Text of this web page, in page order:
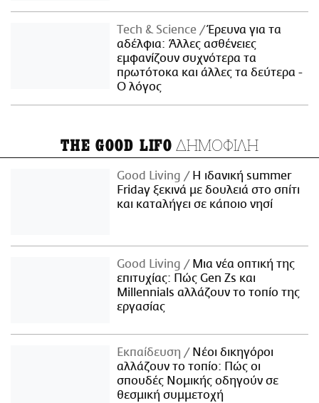
Τech & Science
Έρευνα για τα
αδέλφια: Άλλες ασθένειες
εμφανίζουν συχνότερα τα
πρωτότοκα και άλλες τα δεύτερα -
Ο λόγος
THE GOOD LIFO ΔΗΜΟΦΙΛΗ
Good Living
Η ιδανική summer
Friday ξεκινά με δουλειά στο σπίτι
και καταλήγει σε κάποιο νησί
Good Living
Μια νέα οπτική της
επιτυχίας: Πώς Gen Zs και
Millennials αλλάζουν το τοπίο της
εργασίας
Εκπαίδευση
Νέοι δικηγόροι
αλλάζουν το τοπίο: Πώς οι
σπουδές Νομικής οδηγούν σε
θεσμική συμμετοχή